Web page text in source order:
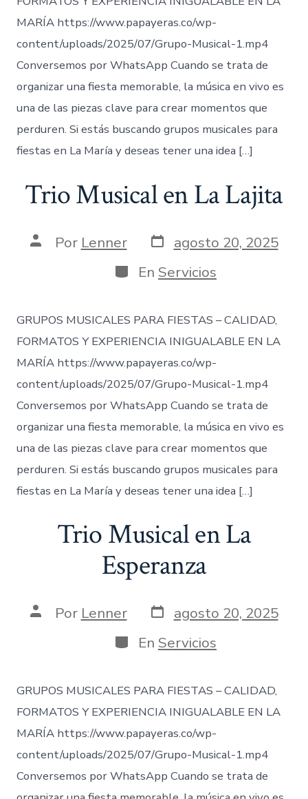
MARÍA https://www.papayeras.co/wp-
content/uploads/2025/07/Grupo-Musical-1.mp4
Conversemos por WhatsApp Cuando se trata de
organizar una fiesta memorable, la música en vivo es
una de las piezas clave para crear momentos que
perduren. Si estás buscando grupos musicales para
fiestas en La María y deseas tener una idea […]
Trio Musical en La Lajita
AutorPor Lenner Fecha
de
publicación
agosto 20, 2025
Categorías
En Servicios
GRUPOS MUSICALES PARA FIESTAS – CALIDAD,
FORMATOS Y EXPERIENCIA INIGUALABLE EN LA
MARÍA https://www.papayeras.co/wp-
content/uploads/2025/07/Grupo-Musical-1.mp4
Conversemos por WhatsApp Cuando se trata de
organizar una fiesta memorable, la música en vivo es
una de las piezas clave para crear momentos que
perduren. Si estás buscando grupos musicales para
fiestas en La María y deseas tener una idea […]
Trio Musical en La
Esperanza
AutorPor Lenner Fecha
de
publicación
agosto 20, 2025
Categorías
En Servicios
GRUPOS MUSICALES PARA FIESTAS – CALIDAD,
FORMATOS Y EXPERIENCIA INIGUALABLE EN LA
MARÍA https://www.papayeras.co/wp-
content/uploads/2025/07/Grupo-Musical-1.mp4
Conversemos por WhatsApp Cuando se trata de